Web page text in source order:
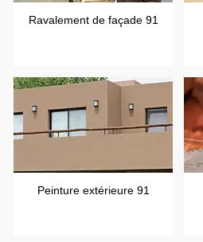
Ravalement de façade 91
Peinture extérieure 91